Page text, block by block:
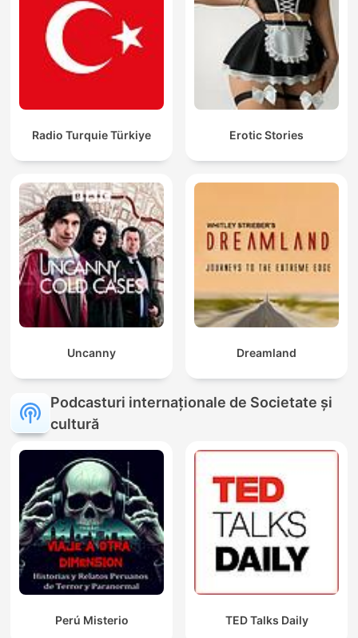
Radio Turquie Türkiye Erotic Stories
Uncanny Dreamland
Podcasturi internaționale de Societate și
cultură
Perú Misterio TED Talks Daily